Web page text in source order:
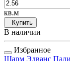
кв.м
Купить
В наличии
Избранное
Шарм Эдванс